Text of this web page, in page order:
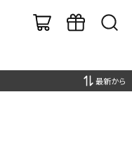
最新から